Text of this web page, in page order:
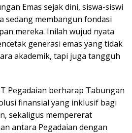
Emas sejak dini, siswa-siswi
sedang membangun fondasi
mereka. Inilah wujud nyata
generasi emas yang tidak
akademik, tapi juga tangguh
Pegadaian berharap Tabungan
finansial yang inklusif bagi
sekaligus mempererat
antara Pegadaian dengan